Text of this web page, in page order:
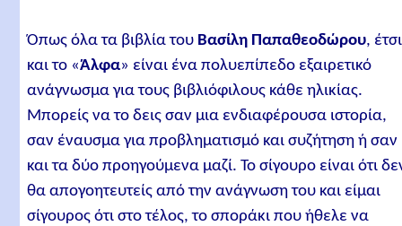
Όπως όλα τα βιβλία του Βασίλη Παπαθεοδώρου, έτσι
και το «Άλφα» είναι ένα πολυεπίπεδο εξαιρετικό
ανάγνωσμα για τους βιβλιόφιλους κάθε ηλικίας.
Μπορείς να το δεις σαν μια ενδιαφέρουσα ιστορία,
σαν έναυσμα για προβληματισμό και συζήτηση ή σαν
και τα δύο προηγούμενα μαζί. Το σίγουρο είναι ότι
θα απογοητευτείς από την ανάγνωση του και είμαι
σίγουρος ότι στο τέλος, το σποράκι που ήθελε να